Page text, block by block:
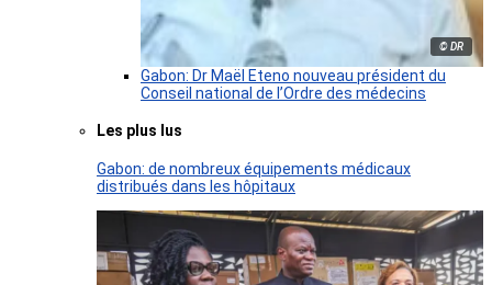
© DR
Gabon: Dr Maël Eteno nouveau président du
Conseil national de l’Ordre des médecins
Les plus lus
Gabon: de nombreux équipements médicaux
distribués dans les hôpitaux